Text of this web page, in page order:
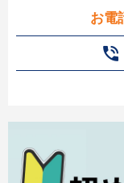
営業・社員研修
経営戦略・経営実務
組織と人を動かす
お電
phone_in_talk